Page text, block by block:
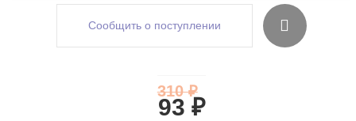
Сообщить о поступлении
93 ₽
310 ₽